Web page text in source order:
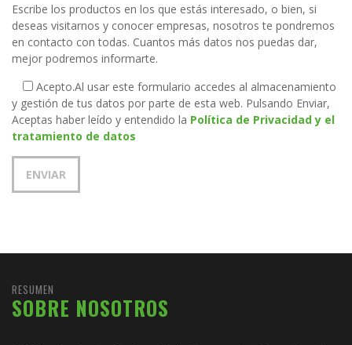
Escribe los productos en los que estás interesado, o bien, si
deseas visitarnos y conocer empresas, nosotros te pondremos
en contacto con todas. Cuantos más datos nos puedas dar,
mejor podremos informarte.
Acepto.Al usar este formulario accedes al almacenamiento
y gestión de tus datos por parte de esta web. Pulsando Enviar,
Aceptas haber leído y entendido la Política de Privacidad y el
tratamiento de datos
RESUMEN
SOBRE NOSOTROS